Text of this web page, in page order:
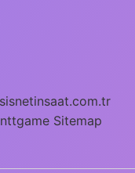
nttgame Sitemap